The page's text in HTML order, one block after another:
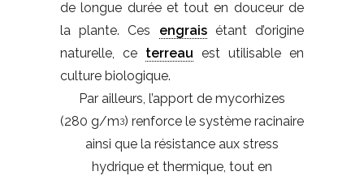
de longue durée et tout en douceur de
la plante. Ces engraisétant d’origine
naturelle, ce terreau est utilisable en
culture biologique.
Par ailleurs, l’apport de mycorhizes
(280 g/m3) renforce le système racinaire
ainsi que la résistance aux stress
hydrique et thermique, tout en